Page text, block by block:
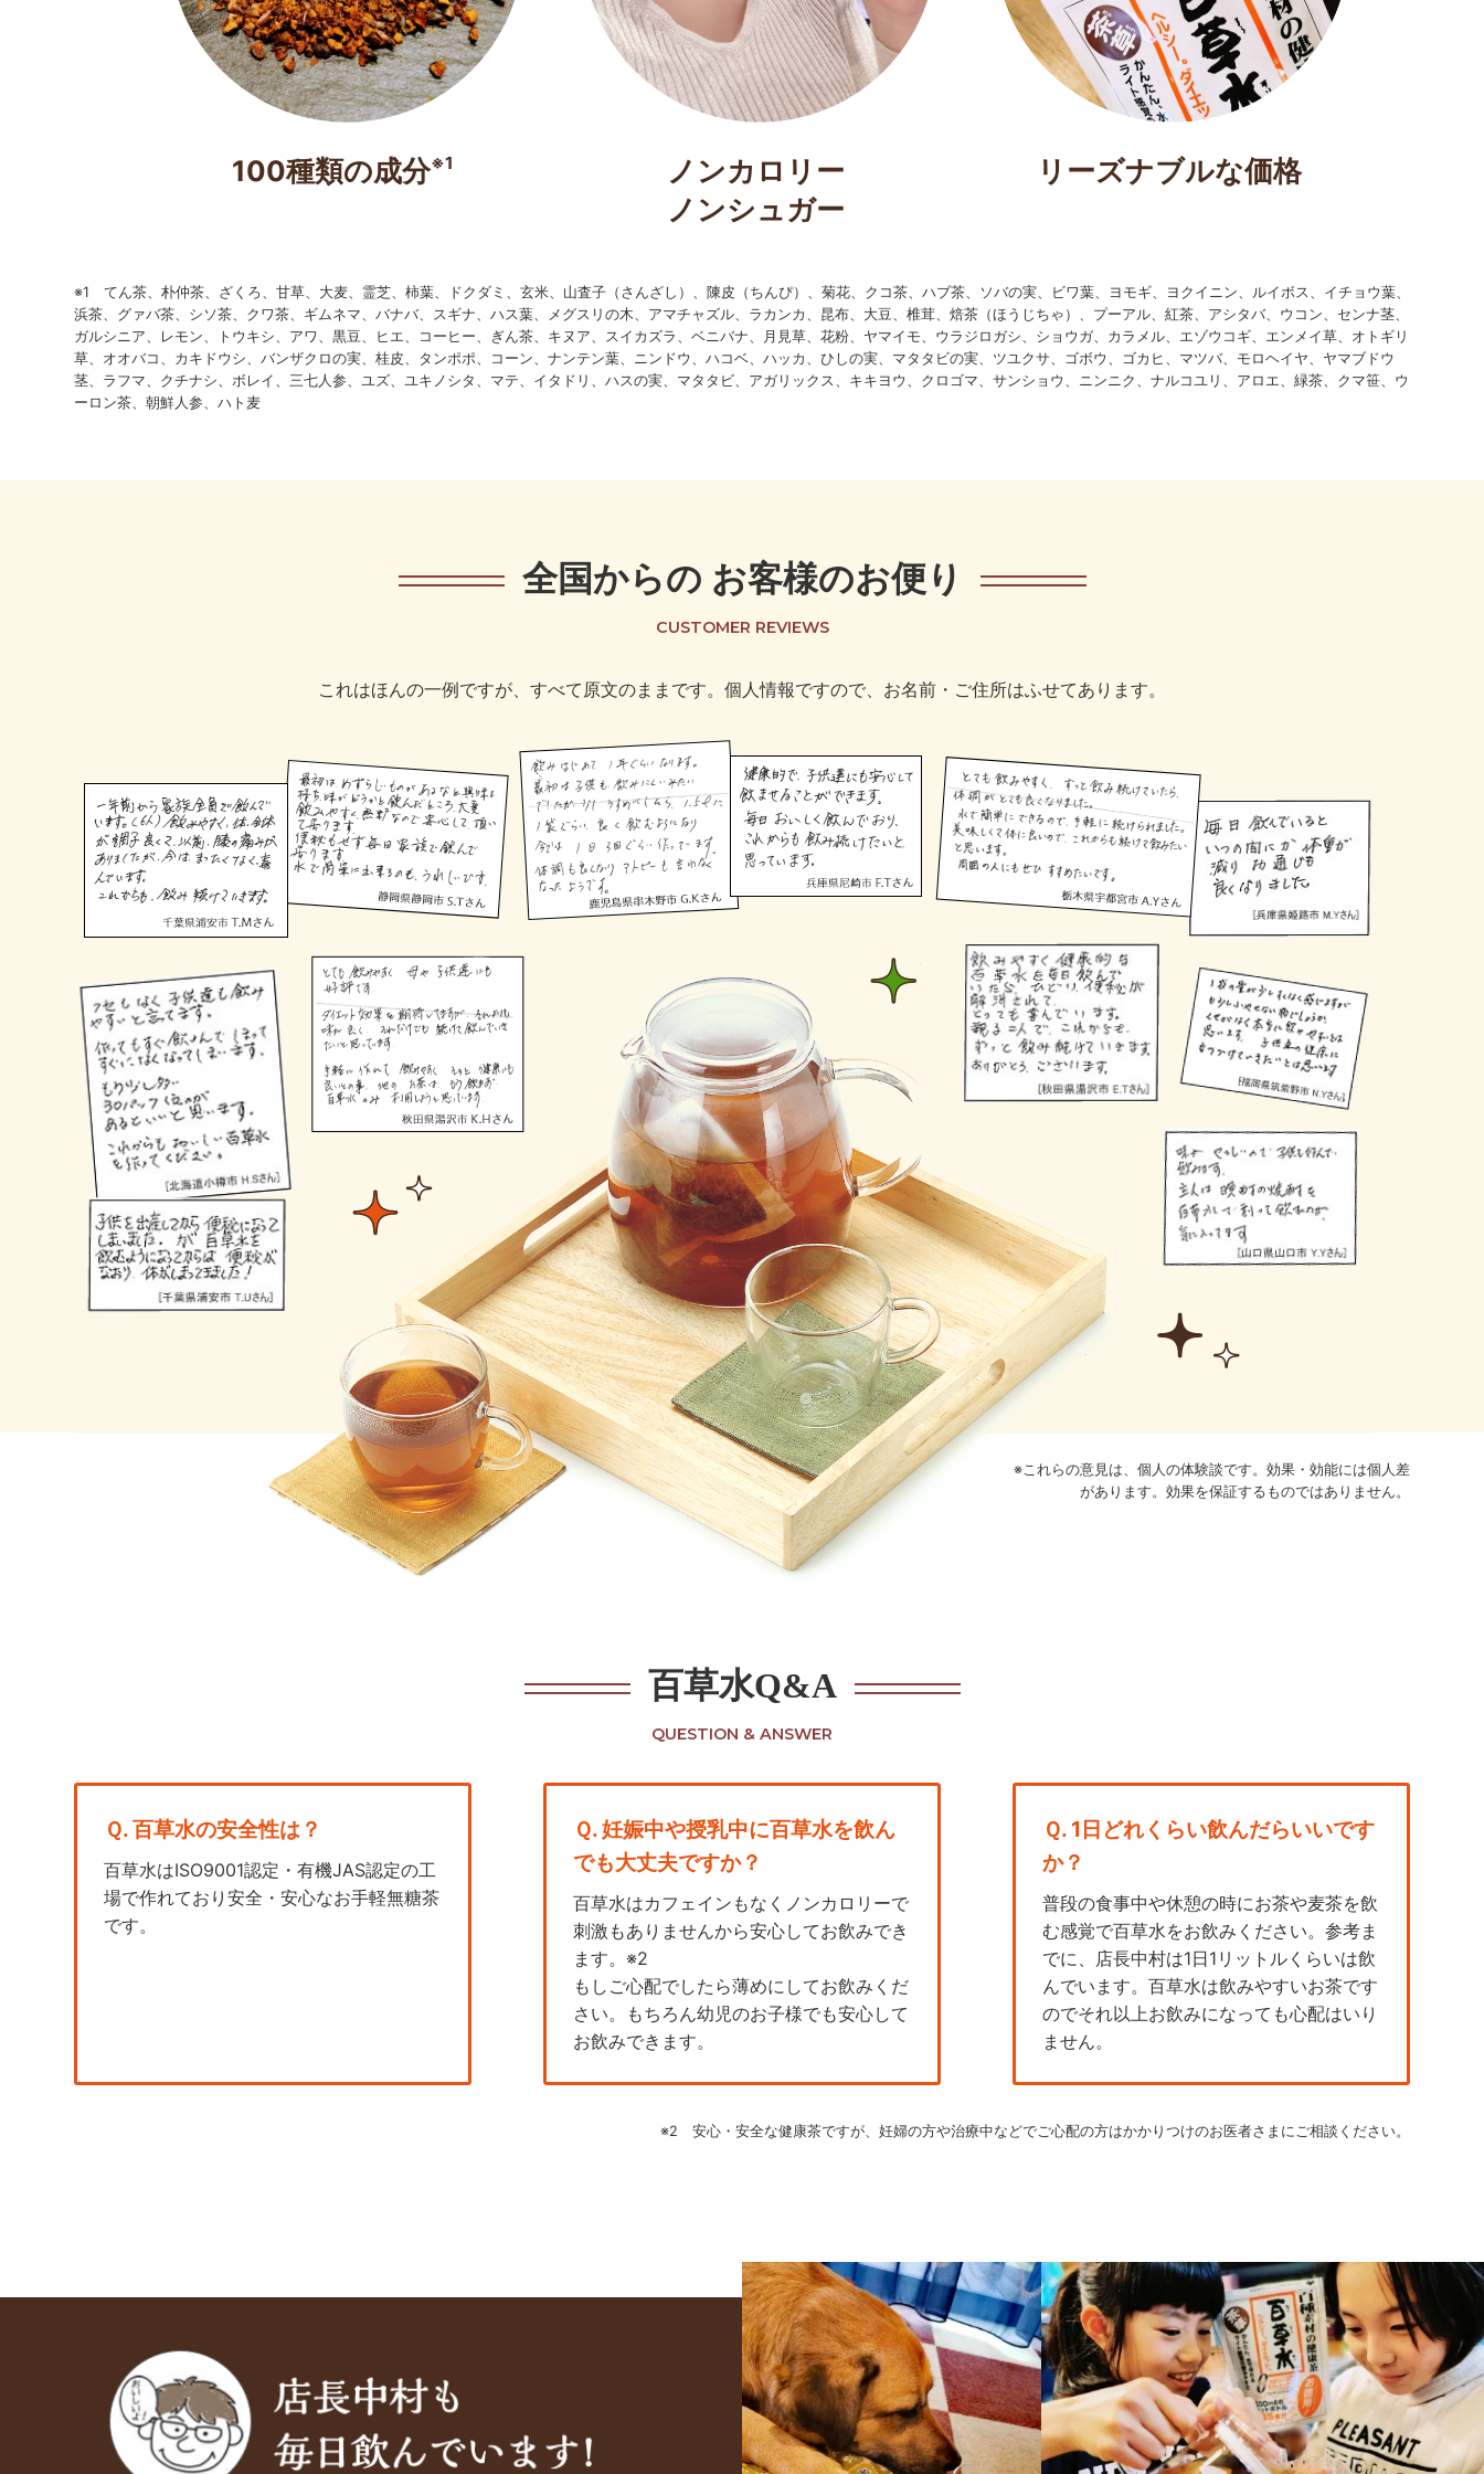
100種類の成分※1
ノンカロリー
ノンシュガー
リーズナブルな価格
※1 てん茶、朴仲茶、ざくろ、甘草、大麦、霊芝、柿葉、ドクダミ、玄米、山査子（さんざし）、陳皮（ちんぴ）、菊花、クコ茶、ハブ茶、ソバの実、ビワ葉、ヨモギ、ヨクイニン、ルイボス、イチョウ葉、
浜茶、グァバ茶、シソ茶、クワ茶、ギムネマ、バナバ、スギナ、ハス葉、メグスリの木、アマチャズル、ラカンカ、昆布、大豆、椎茸、焙茶（ほうじちゃ）、プーアル、紅茶、アシタバ、ウコン、センナ茎、
ガルシニア、レモン、トウキシ、アワ、黒豆、ヒエ、コーヒー、ぎん茶、キヌア、スイカズラ、ベニバナ、月見草、花粉、ヤマイモ、ウラジロガシ、ショウガ、カラメル、エゾウコギ、エンメイ草、オトギリ
草、オオバコ、カキドウシ、バンザクロの実、桂皮、タンポポ、コーン、ナンテン葉、ニンドウ、ハコベ、ハッカ、ひしの実、マタタビの実、ツユクサ、ゴボウ、ゴカヒ、マツバ、モロヘイヤ、ヤマブドウ
茎、ラフマ、クチナシ、ボレイ、三七人参、ユズ、ユキノシタ、マテ、イタドリ、ハスの実、マタタビ、アガリックス、キキヨウ、クロゴマ、サンショウ、ニンニク、ナルコユリ、アロエ、緑茶、クマ笹、ウ
ーロン茶、朝鮮人参、ハト麦
全国からの お客様のお便り
CUSTOMER REVIEWS
これはほんの一例ですが、すべて原文のままです。個人情報ですので、お名前・ご住所はふせてあります。
※これらの意見は、個人の体験談です。効果・効能には個人差
があります。効果を保証するものではありません。
百草水Q&A
QUESTION & ANSWER
Ｑ. 百草水の安全性は？
百草水はISO9001認定・有機JAS認定の工
場で作れており安全・安心なお手軽無糖茶
です。
Ｑ. 妊娠中や授乳中に百草水を飲ん
でも大丈夫ですか？
百草水はカフェインもなくノンカロリーで
刺激もありませんから安心してお飲みでき
ます。※2
もしご心配でしたら薄めにしてお飲みくだ
さい。もちろん幼児のお子様でも安心して
お飲みできます。
Ｑ. 1日どれくらい飲んだらいいです
か？
普段の食事中や休憩の時にお茶や麦茶を飲
む感覚で百草水をお飲みください。参考ま
でに、店長中村は1日1リットルくらいは飲
んでいます。百草水は飲みやすいお茶です
のでそれ以上お飲みになっても心配はいり
ません。
※2 安心・安全な健康茶ですが、妊婦の方や治療中などでご心配の方はかかりつけのお医者さまにご相談ください。